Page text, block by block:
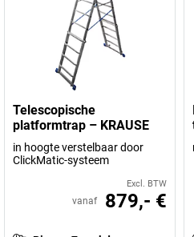
Telescopische
platformtrap – KRAUSE
in hoogte verstelbaar door
ClickMatic-systeem
Excl. BTW
vanaf 879,- €